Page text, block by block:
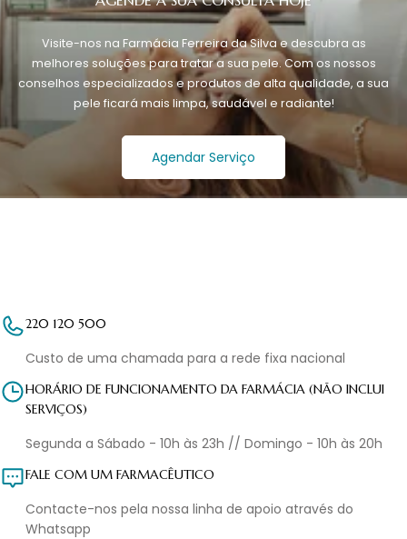
Visite-nos na Farmácia Ferreira da Silva e descubra as
melhores soluções para tratar a sua pele. Com os nossos
conselhos especializados e produtos de alta qualidade, a sua
pele ficará mais limpa, saudável e radiante!
Agendar Serviço
220 120 500
Custo de uma chamada para a rede fixa nacional
HORÁRIO DE FUNCIONAMENTO DA FARMÁCIA (NÃO INCLUI
SERVIÇOS)
Segunda a Sábado - 10h às 23h // Domingo - 10h às 20h
FALE COM UM FARMACÊUTICO
Contacte-nos pela nossa linha de apoio através do
Whatsapp